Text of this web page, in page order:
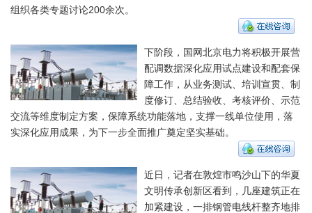
组织各类专题讨论200余次。
下阶段，国网北京电力将积极开展营
配调数据深化应用试点建设和配套保
障工作，从业务测试、培训宣贯、制
度修订、总结验收、考核评价、示范
交流等维度制定方案，保障系统功能落地，支撑一线单位使用，落
实深化应用成果，为下一步全面推广奠定坚实基础。
近日，记者在敦煌市鸣沙山下的华夏
文明传承创新区看到，几座建筑正在
加紧建设，一排钢管电线杆整齐地排